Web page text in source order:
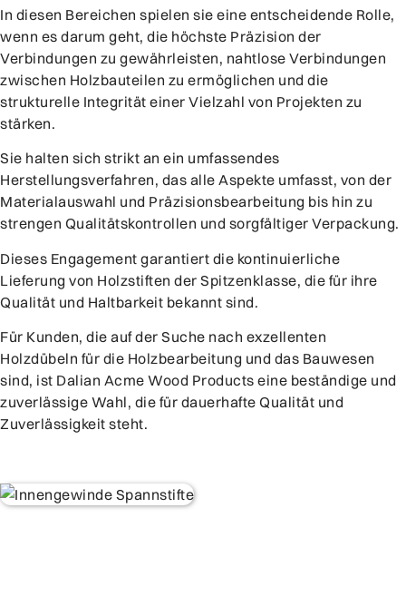
In diesen Bereichen spielen sie eine entscheidende Rolle,
wenn es darum geht, die höchste Präzision der
Verbindungen zu gewährleisten, nahtlose Verbindungen
zwischen Holzbauteilen zu ermöglichen und die
strukturelle Integrität einer Vielzahl von Projekten zu
stärken.
Sie halten sich strikt an ein umfassendes
Herstellungsverfahren, das alle Aspekte umfasst, von der
Materialauswahl und Präzisionsbearbeitung bis hin zu
strengen Qualitätskontrollen und sorgfältiger Verpackung.
Dieses Engagement garantiert die kontinuierliche
Lieferung von Holzstiften der Spitzenklasse, die für ihre
Qualität und Haltbarkeit bekannt sind.
Für Kunden, die auf der Suche nach exzellenten
Holzdübeln für die Holzbearbeitung und das Bauwesen
sind, ist Dalian Acme Wood Products eine beständige und
zuverlässige Wahl, die für dauerhafte Qualität und
Zuverlässigkeit steht.